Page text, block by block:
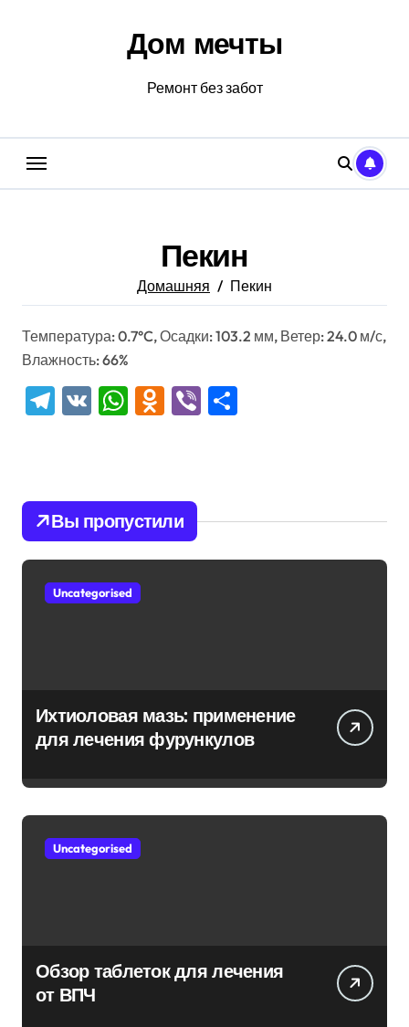
Дом мечты
Ремонт без забот
Пекин
Домашняя Пекин
Температура: 0.7°C, Осадки: 103.2 мм, Ветер: 24.0 м/с,
Влажность: 66%
Telegram
VK WhatsApp
Odnoklassniki
Viber
Вы пропустили
Uncategorised
Ихтиоловая мазь: применение
для лечения фурункулов
Uncategorised
Обзор таблеток для лечения
от ВПЧ